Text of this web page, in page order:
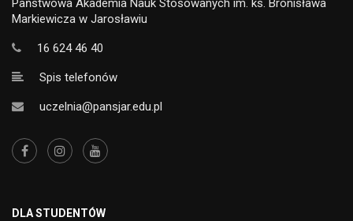
Państwowa Akademia Nauk Stosowanych im. ks. Bronisława
Markiewicza w Jarosławiu
16 624 46 40
Spis telefonów
uczelnia@pansjar.edu.pl
DLA STUDENTÓW